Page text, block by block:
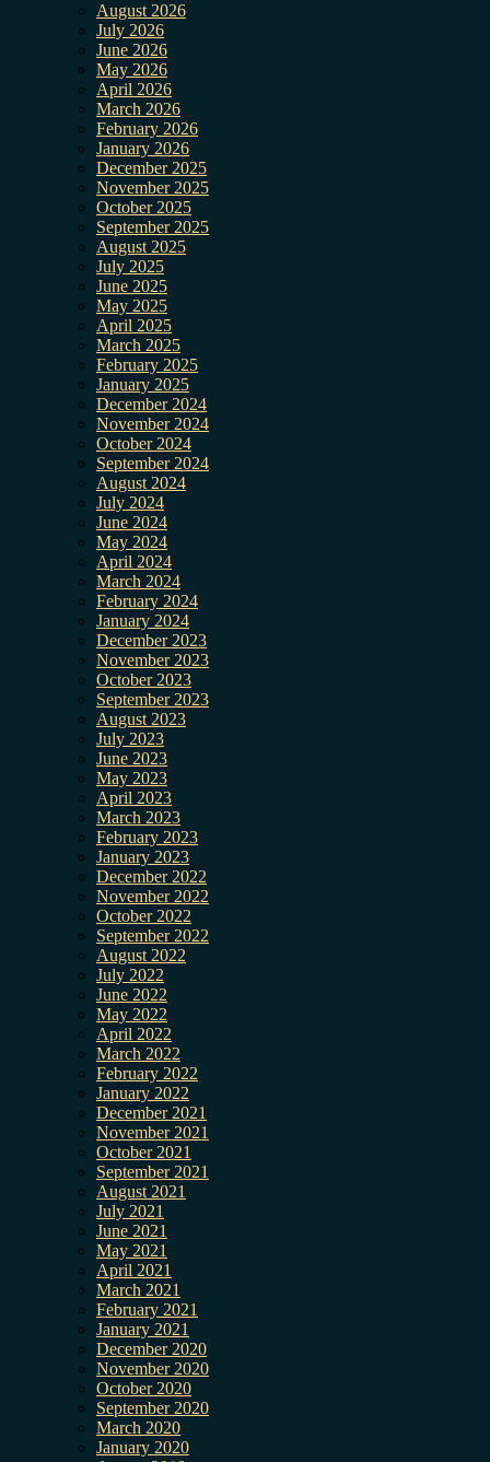
August 2026
July 2026
June 2026
May 2026
April 2026
March 2026
February 2026
January 2026
December 2025
November 2025
October 2025
September 2025
August 2025
July 2025
June 2025
May 2025
April 2025
March 2025
February 2025
January 2025
December 2024
November 2024
October 2024
September 2024
August 2024
July 2024
June 2024
May 2024
April 2024
March 2024
February 2024
January 2024
December 2023
November 2023
October 2023
September 2023
August 2023
July 2023
June 2023
May 2023
April 2023
March 2023
February 2023
January 2023
December 2022
November 2022
October 2022
September 2022
August 2022
July 2022
June 2022
May 2022
April 2022
March 2022
February 2022
January 2022
December 2021
November 2021
October 2021
September 2021
August 2021
July 2021
June 2021
May 2021
April 2021
March 2021
February 2021
January 2021
December 2020
November 2020
October 2020
September 2020
March 2020
January 2020